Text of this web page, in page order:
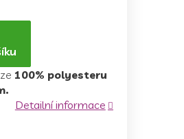
100% polyesteru
Detailní informace